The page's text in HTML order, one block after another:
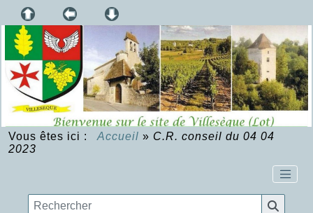
Vous êtes ici : Accueil » C.R. conseil du 04 04
2023